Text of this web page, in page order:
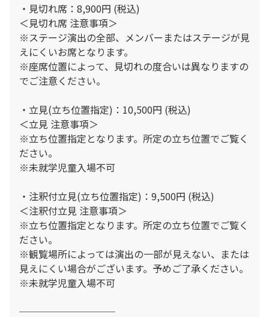
・見切れ席：8,900円 (税込)
＜見切れ席 注意事項＞
※ステージ演出の全部、メンバーまたはステージが見
えにくいお席となります。
※座席位置によって、見切れの度合いは異なりますの
でご注意ください。
・⽴⾒(⽴ち位置指定)：10,500円 (税込)
＜⽴⾒ 注意事項＞
※⽴ち位置指定となります。所定の⽴ち位置でご覧く
ださい。
※未就学児童⼊場不可
・注釈付⽴⾒(⽴ち位置指定)：9,500円 (税込)
＜注釈付⽴⾒ 注意事項＞
※⽴ち位置指定となります。所定の⽴ち位置でご覧く
ださい。
※観覧場所によっては演出の⼀部が⾒えない、または
⾒えにくい場合がございます。予めご了承ください。
※未就学児童⼊場不可
──────────